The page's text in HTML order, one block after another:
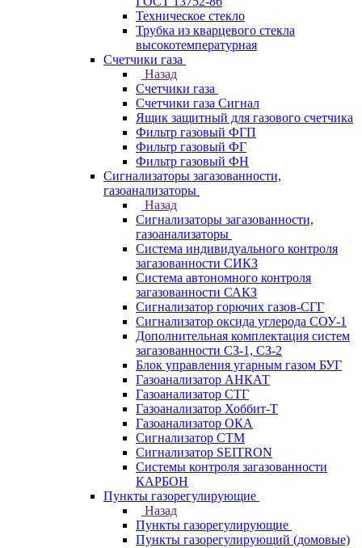
Техническое стекло
Трубка из кварцевого стекла
высокотемпературная
Счетчики газа
Назад
Счетчики газа
Счетчики газа Сигнал
Ящик защитный для газового счетчика
Фильтр газовый ФГП
Фильтр газовый ФГ
Фильтр газовый ФН
Сигнализаторы загазованности,
газоанализаторы
Назад
Сигнализаторы загазованности,
газоанализаторы
Система индивидуального контроля
загазованности СИКЗ
Система автономного контроля
загазованности САКЗ
Сигнализатор горючих газов-СГГ
Сигнализатор оксида углерода СОУ-1
Дополнительная комплектация систем
загазованности СЗ-1, СЗ-2
Блок управления угарным газом БУГ
Газоанализатор АНКАТ
Газоанализатор СТГ
Газоанализатор Хоббит-Т
Газоанализатор ОКА
Сигнализатор СТМ
Сигнализатор SEITRON
Системы контроля загазованности
КАРБОН
Пункты газорегулирующие
Назад
Пункты газорегулирующие
Пункты газорегулирующий (домовые)